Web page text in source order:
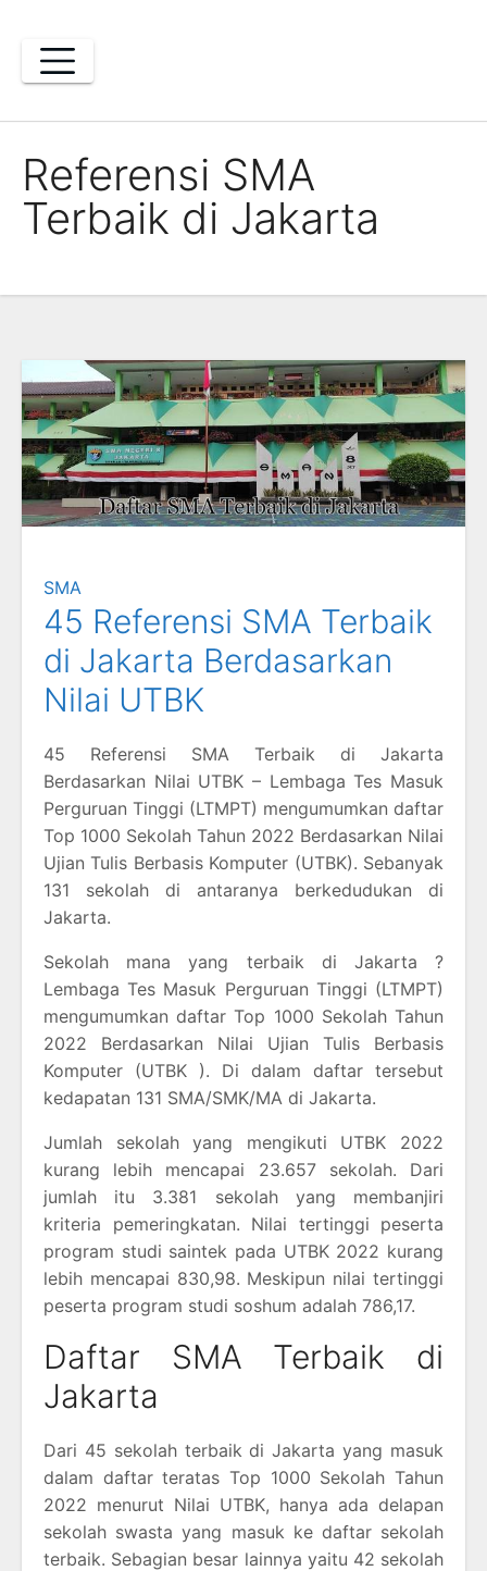
content
Referensi SMA
Terbaik di Jakarta
SMA
45 Referensi SMA Terbaik
di Jakarta Berdasarkan
Nilai UTBK
45 Referensi SMA Terbaik di Jakarta
Berdasarkan Nilai UTBK – Lembaga Tes Masuk
Perguruan Tinggi (LTMPT) mengumumkan daftar
Top 1000 Sekolah Tahun 2022 Berdasarkan Nilai
Ujian Tulis Berbasis Komputer (UTBK). Sebanyak
131 sekolah di antaranya berkedudukan di
Jakarta.
Sekolah mana yang terbaik di Jakarta ?
Lembaga Tes Masuk Perguruan Tinggi (LTMPT)
mengumumkan daftar Top 1000 Sekolah Tahun
2022 Berdasarkan Nilai Ujian Tulis Berbasis
Komputer (UTBK ). Di dalam daftar tersebut
kedapatan 131 SMA/SMK/MA di Jakarta.
Jumlah sekolah yang mengikuti UTBK 2022
kurang lebih mencapai 23.657 sekolah. Dari
jumlah itu 3.381 sekolah yang membanjiri
kriteria pemeringkatan. Nilai tertinggi peserta
program studi saintek pada UTBK 2022 kurang
lebih mencapai 830,98. Meskipun nilai tertinggi
peserta program studi soshum adalah 786,17.
Daftar SMA Terbaik di
Jakarta
Dari 45 sekolah terbaik di Jakarta yang masuk
dalam daftar teratas Top 1000 Sekolah Tahun
2022 menurut Nilai UTBK, hanya ada delapan
sekolah swasta yang masuk ke daftar sekolah
terbaik. Sebagian besar lainnya yaitu 42 sekolah